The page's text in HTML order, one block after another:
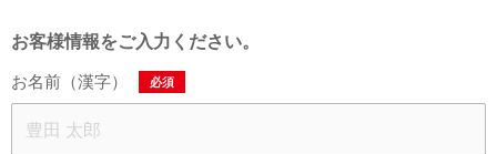
お客様情報をご入力ください。
お名前（漢字） 必須